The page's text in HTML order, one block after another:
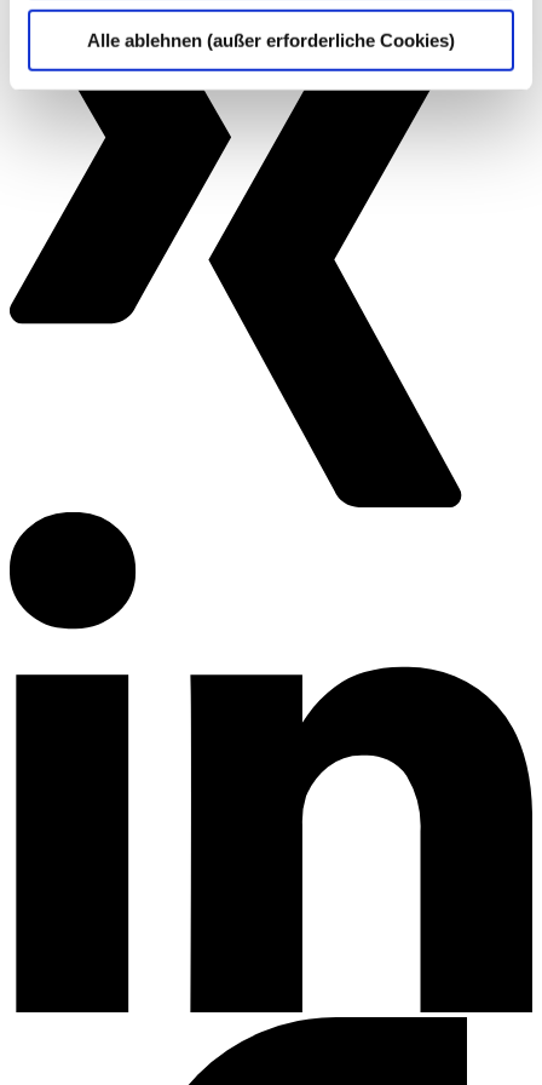
Alle ablehnen (außer erforderliche Cookies)